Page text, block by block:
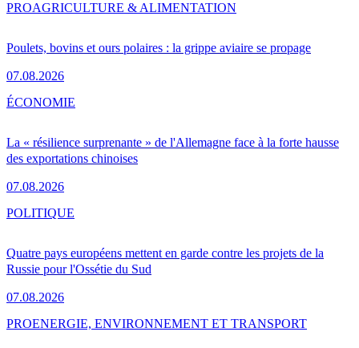
Poulets, bovins et ours polaires : la grippe aviaire se propage
07.08.2026
PROAGRICULTURE & ALIMENTATION
La « résilience surprenante » de l'Allemagne face à la forte hausse
des exportations chinoises
07.08.2026
ÉCONOMIE
Quatre pays européens mettent en garde contre les projets de la
Russie pour l'Ossétie du Sud
07.08.2026
POLITIQUE
PROENERGIE, ENVIRONNEMENT ET TRANSPORT